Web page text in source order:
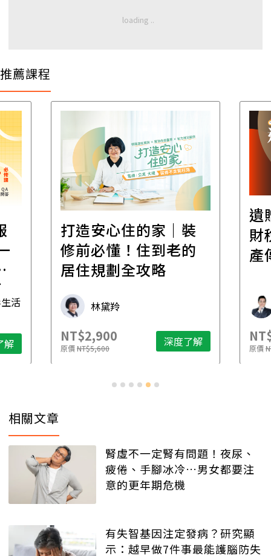
推薦課程
活
解
打造安心住的家｜裝
修前必懂！住到老的
居住規劃全攻略
林黛羚
NT$2,900
原價NT$5,600 深度了解
遺
財
產
原價
相關文章
腎虛不一定腎有問題！夜尿、
疲倦、手腳冰冷…男女都要注
意的更年期危機
有失智基因注定發病？研究顯
示：越早做7件事最能護腦防失